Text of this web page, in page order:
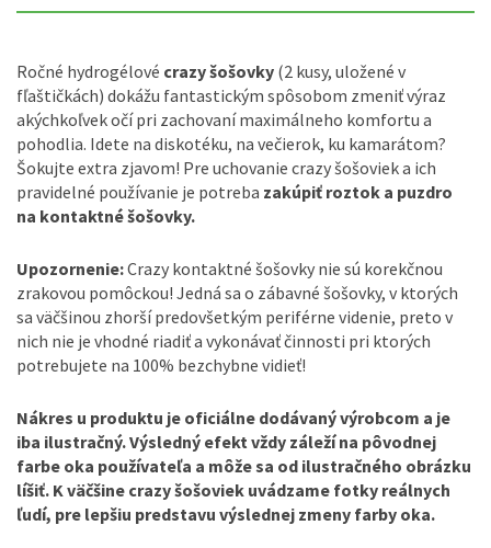
Ročné hydrogélové crazy šošovky (2 kusy, uložené v
fľaštičkách) dokážu fantastickým spôsobom zmeniť výraz
akýchkoľvek očí pri zachovaní maximálneho komfortu a
pohodlia. Idete na diskotéku, na večierok, ku kamarátom?
Šokujte extra zjavom! Pre uchovanie crazy šošoviek a ich
pravidelné používanie je potreba zakúpiť roztok a puzdro
na kontaktné šošovky.
Upozornenie:Crazy kontaktné šošovky nie sú korekčnou
zrakovou pomôckou! Jedná sa o zábavné šošovky, v ktorých
sa väčšinou zhorší predovšetkým periférne videnie, preto v
nich nie je vhodné riadiť a vykonávať činnosti pri ktorých
potrebujete na 100% bezchybne vidieť!
Nákres u produktu je oficiálne dodávaný výrobcom a je
iba ilustračný. Výsledný efekt vždy záleží na pôvodnej
farbe oka používateľa a môže sa od ilustračného obrázku
líšiť. K väčšine crazy šošoviek uvádzame fotky reálnych
ľudí, pre lepšiu predstavu výslednej zmeny farby oka.